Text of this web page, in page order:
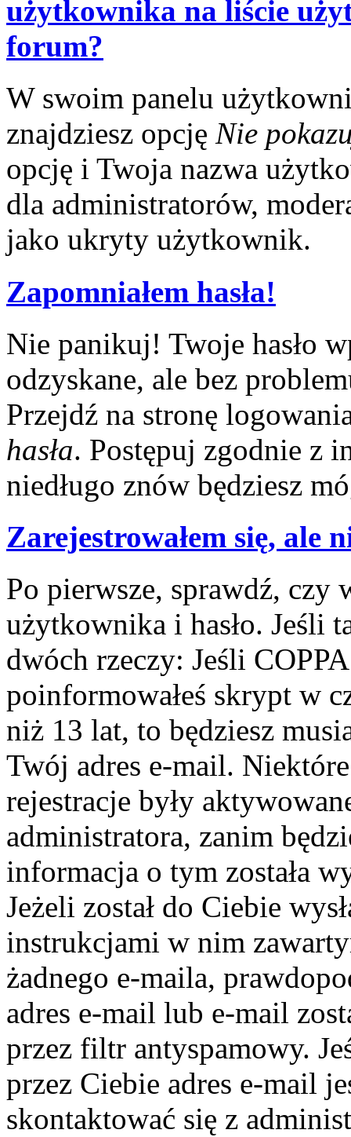
użytkownika na liście
forum?
W swoim panelu
znajdziesz opcję Nie
opcję i Twoja nazwa
dla administratorów,
jako ukryty użytkownik.
Zapomniałem hasła!
Nie panikuj! Twoje hasło
odzyskane, ale bez
Przejdź na stronę
hasła. Postępuj zgodnie z
niedługo znów będziesz
Zarejestrowałem się, ale
Po pierwsze, sprawdź, czy
użytkownika i hasło. Jeśli
dwóch rzeczy: Jeśli
poinformowałeś skrypt w
niż 13 lat, to będziesz
Twój adres e-mail.
rejestracje były
administratora, zanim
informacja o tym została
Jeżeli został do Ciebie
instrukcjami w nim
żadnego e-maila,
adres e-mail lub e-mail
przez filtr antyspamowy.
przez Ciebie adres e-mail
skontaktować się z